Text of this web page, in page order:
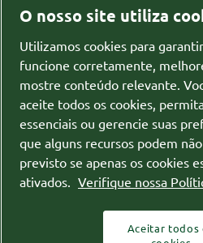
Instagram
Entre em contato
Obter uma cotação
Fichas de segurança
Fichas de segurança para
Política de privacidade
O nosso site utiliza
Utilizamos cookies para
funcione corretamente,
mostre conteúdo relevante.
aceite todos os cookies,
essenciais ou gerencie suas
que alguns recursos podem
previsto se apenas os cookies
ativados. Verifique nossa
Aceitar todos